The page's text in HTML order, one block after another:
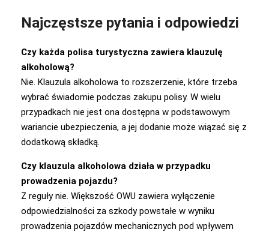
Najczęstsze pytania i odpowiedzi
Czy każda polisa turystyczna zawiera klauzulę
alkoholową?
Nie. Klauzula alkoholowa to rozszerzenie, które trzeba
wybrać świadomie podczas zakupu polisy. W wielu
przypadkach nie jest ona dostępna w podstawowym
wariancie ubezpieczenia, a jej dodanie może wiązać się z
dodatkową składką.
Czy klauzula alkoholowa działa w przypadku
prowadzenia pojazdu?
Z reguły nie. Większość OWU zawiera wyłączenie
odpowiedzialności za szkody powstałe w wyniku
prowadzenia pojazdów mechanicznych pod wpływem